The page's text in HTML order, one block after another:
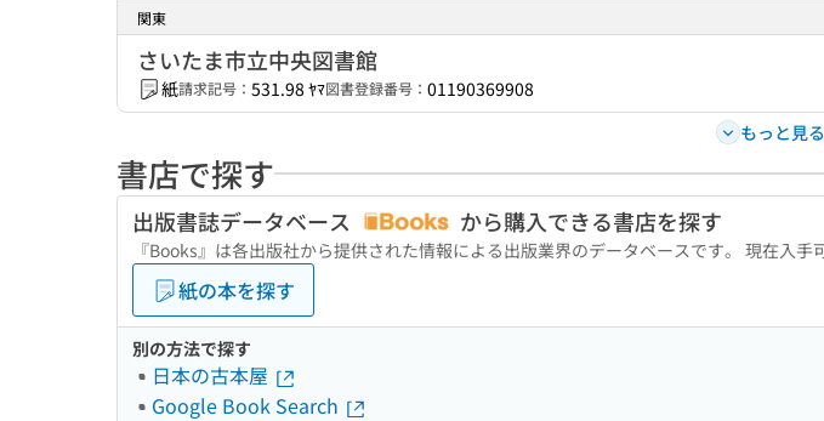
関東
さいたま市立中央図書館
紙請求記号： 531.98 ﾔﾏ図書登録番号： 01190369908
もっと見
書店で探す
出版書誌データベース から購入できる書店を探す
『Books』は各出版社から提供された情報による出版業界のデータベースです。 現在入手
紙の本を探す
別の方法で探す
日本の古本屋
Google Book Search